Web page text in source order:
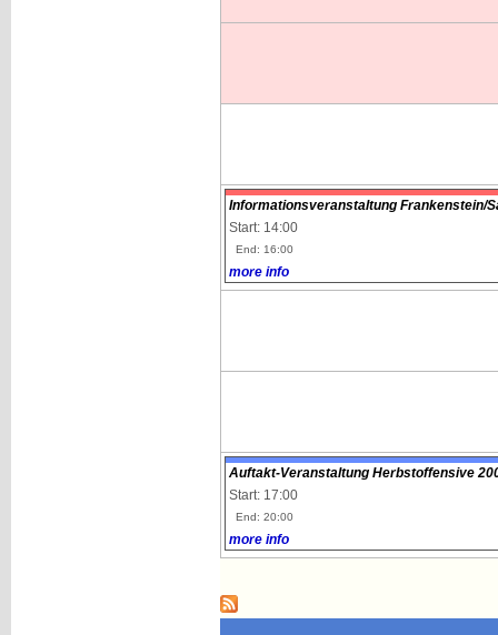
Informationsveranstaltung Frankenstein/
Start: 14:00
End: 16:00
more info
Auftakt-Veranstaltung Herbstoffensive
Start: 17:00
End: 20:00
more info